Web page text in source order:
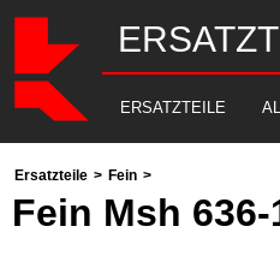
ERSATZTEILE
Ersatzteile > Fein >
Fein Msh